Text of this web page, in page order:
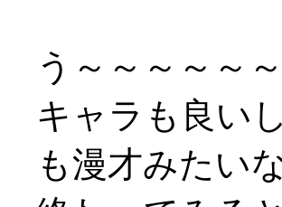
う～～～～～
キャラも良い
も漫才みたい